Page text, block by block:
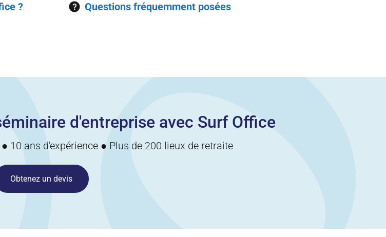
? Questions fréquemment posées
d'entreprise avec Surf Office
10 ans d'expérience ● Plus de 200 lieux de retraite
Obtenez un devis